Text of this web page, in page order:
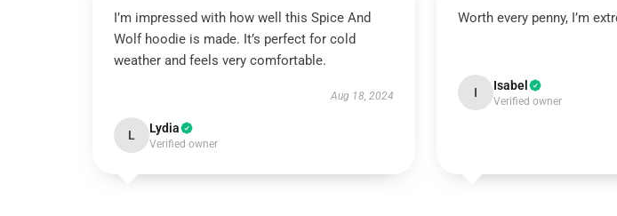
I’m impressed with how well this Spice And
Wolf hoodie is made. It’s perfect for cold
weather and feels very comfortable.
Aug 18, 2024
L Lydia
Verified owner
Worth every penny, I’m
I Isabel
Verified owner